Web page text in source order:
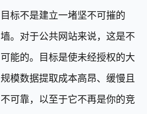
目标不是建立一堵坚不可摧的
墙。对于公共网站来说，这是不
可能的。目标是使未经授权的大
规模数据提取成本高昂、缓慢且
不可靠，以至于它不再是你的竞